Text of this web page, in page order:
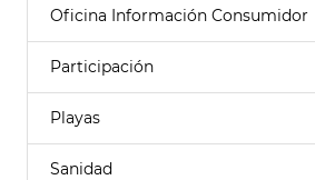
Oficina Información Consumidor
Participación
Playas
Sanidad